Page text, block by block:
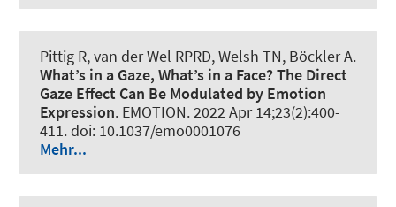
Pittig R, van der Wel RPRD, Welsh TN, Böckler A.
What’s in a Gaze, What’s in a Face?The Direct
Gaze Effect Can Be Modulated by Emotion
Expression. EMOTION. 2022 Apr 14;23(2):400-
411. doi: 10.1037/emo0001076
Mehr...